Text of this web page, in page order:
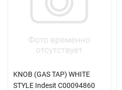
KNOB (GAS TAP) WHITE
STYLE Indesit C00094860